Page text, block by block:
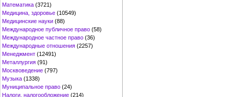
Математика (3721)
Медицина, здоровье (10549)
Медицинские науки (88)
Международное публичное право (58)
Международное частное право (36)
Международные отношения (2257)
Менеджмент (12491)
Металлургия (91)
Москвоведение (797)
Музыка (1338)
Муниципальное право (24)
Налоги, налогообложение (214)